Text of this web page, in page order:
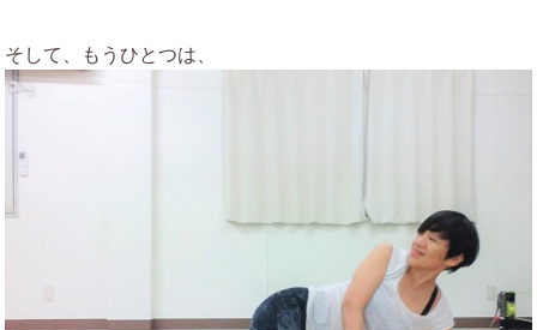
そして、もうひとつは、